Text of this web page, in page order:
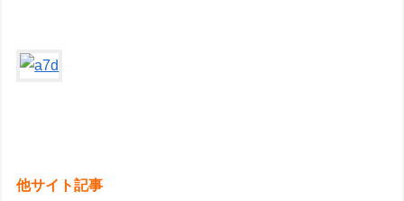
他サイト記事